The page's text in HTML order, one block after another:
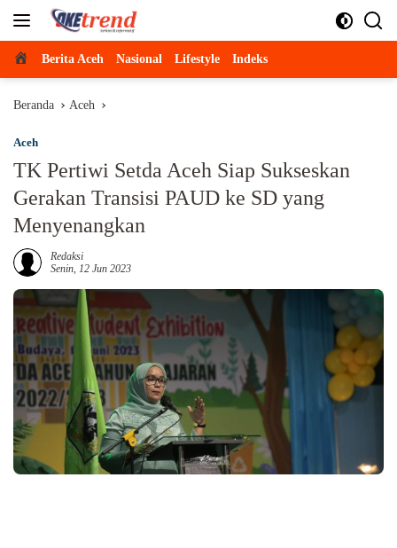
Beranda
Berita Aceh Nasional Lifestyle Indeks
Beranda Aceh
Aceh
TK Pertiwi Setda Aceh Siap Sukseskan
Gerakan Transisi PAUD ke SD yang
Menyenangkan
Redaksi
Senin, 12 Jun 2023